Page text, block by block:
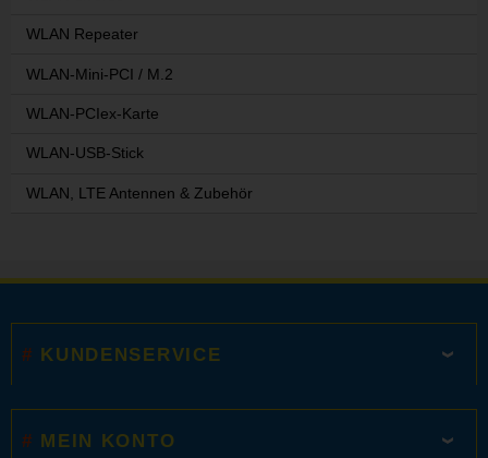
WLAN Repeater
WLAN-Mini-PCI / M.2
WLAN-PCIex-Karte
WLAN-USB-Stick
WLAN, LTE Antennen & Zubehör
KUNDENSERVICE
MEIN KONTO